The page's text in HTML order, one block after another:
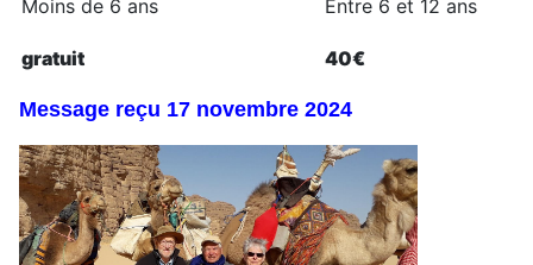
Moins de 6 ans Entre 6 et 12 ans
gratuit 40€
Message reçu 17 novembre 2024